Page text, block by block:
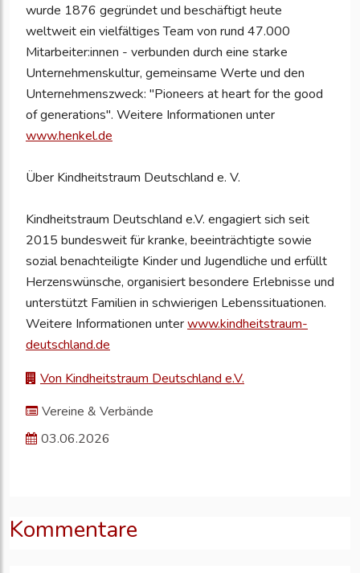
wurde 1876 gegründet und beschäftigt heute
weltweit ein vielfältiges Team von rund 47.000
Mitarbeiter:innen - verbunden durch eine starke
Unternehmenskultur, gemeinsame Werte und den
Unternehmenszweck: "Pioneers at heart for the good
of generations". Weitere Informationen unter
www.henkel.de
Über Kindheitstraum Deutschland e. V.
Kindheitstraum Deutschland e.V. engagiert sich seit
2015 bundesweit für kranke, beeinträchtigte sowie
sozial benachteiligte Kinder und Jugendliche und erfüllt
Herzenswünsche, organisiert besondere Erlebnisse und
unterstützt Familien in schwierigen Lebenssituationen.
Weitere Informationen unterwww.kindheitstraum-
deutschland.de
Von Kindheitstraum Deutschland e.V.
Vereine & Verbände
03.06.2026
Kommentare